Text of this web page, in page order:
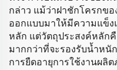
กล่าว แม้ว่าฝาชักโครกข
ออกแบบมาให้มีความแข็ง
หลัก แต่วัตถุประสงค์หลัก
มากกว่าที่จะรองรับน้ำหนัก
การยืดอายุการใช้งานผลิ